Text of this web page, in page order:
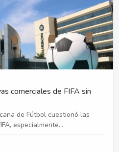
comerciales de FIFA sin
de Fútbol cuestionó las
especialmente...